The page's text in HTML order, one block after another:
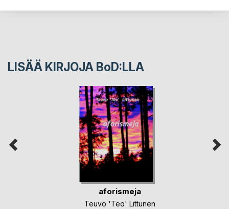
LISÄÄ KIRJOJA BoD:LLA
aforismeja
Teuvo 'Teo' Littunen